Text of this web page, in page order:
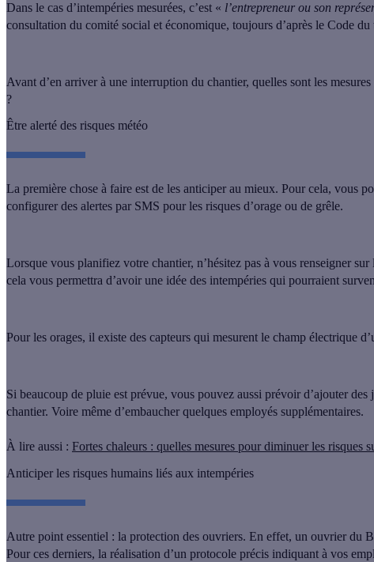
Dans le cas d’intempéries mesurées, c’est « l’entrepreneur ou son
consultation du comité social et économique, toujours d’après le Code du
Avant d’en arriver à une interruption du chantier, quelles sont les
?
Être alerté des risques météo
La première chose à faire est de les anticiper au mieux. Pour cela, vous
configurer des alertes par SMS pour les risques d’orage ou de grêle.
Lorsque vous planifiez votre chantier, n’hésitez pas à vous renseigner
cela vous permettra d’avoir une idée des intempéries qui pourraient
Pour les orages, il existe des capteurs qui mesurent le champ électrique
Si beaucoup de pluie est prévue, vous pouvez aussi prévoir d’ajouter des
chantier. Voire même d’embaucher quelques employés supplémentaires.
À lire aussi : Fortes chaleurs : quelles mesures pour diminuer les risques
Anticiper les risques humains liés aux intempéries
Autre point essentiel : la protection des ouvriers. En effet, un ouvrier du
Pour ces derniers, la réalisation d’un protocole précis indiquant à vos